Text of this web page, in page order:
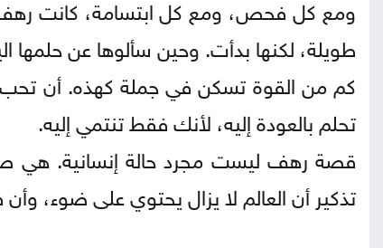
ومع كل فحص، ومع كل ابتسامة، كانت رهف
طويلة، لكنها بدأت. وحين سألوها عن حلمها
كم من القوة تسكن في جملة كهذه. أن تحب
تحلم بالعودة إليه، لأنك فقط تنتمي إليه.
قصة رهف ليست مجرد حالة إنسانية. هي
تذكير أن العالم لا يزال يحتوي على ضوء،